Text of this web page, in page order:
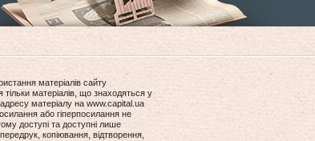
матеріалів сайту
тільки матеріалів, що знаходяться у
матеріалу на www.capital.ua
або гіперпосилання не
доступі та доступні лише
копіювання, відтворення,